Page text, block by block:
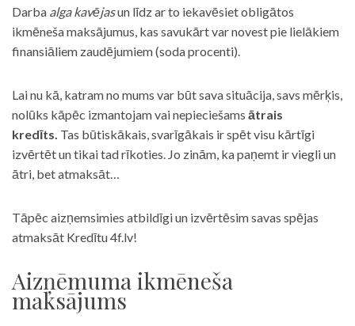
Darba alga kavējasun līdz ar to iekavēsiet obligātos
ikmēneša maksājumus, kas savukārt var novest pie lielākiem
finansiāliem zaudējumiem (soda procenti).
Lai nu kā, katram no mums var būt sava situācija, savs mērķis,
nolūks kāpēc izmantojam vai nepieciešams ātrais
kredīts. Tas būtiskākais, svarīgākais ir spēt visu kārtīgi
izvērtēt un tikai tad rīkoties. Jo zinām, ka paņemt ir viegli un
ātri, bet atmaksāt…
Tāpēc aizņemsimies atbildīgi un izvērtēsim savas spējas
atmaksāt Kredītu 4f.lv!
Aizņēmuma ikmēneša
maksājums